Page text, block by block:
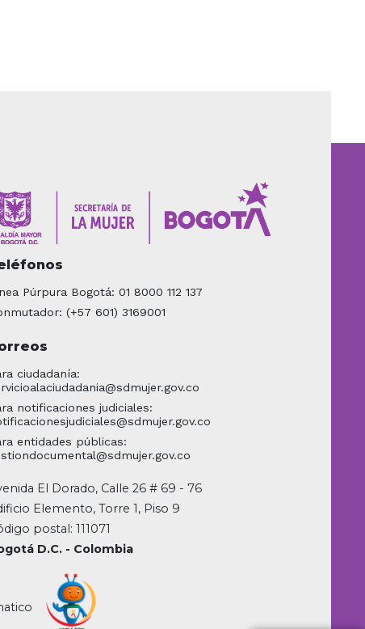
Púrpura Bogotá: 01 8000 112 137
(+57 601) 3169001
ciudadanía:
notificaciones judiciales:
entidades públicas:
El Dorado, Calle 26 # 69 - 76
Elemento, Torre 1, Piso 9
postal: 111071
D.C. - Colombia